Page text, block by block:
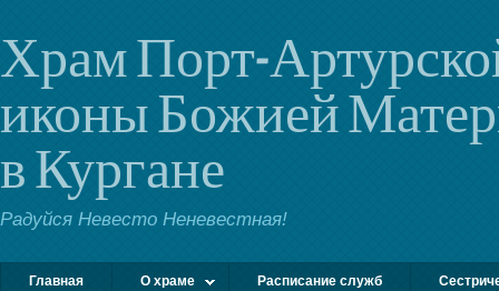
Храм Порт-
иконы Божией
в Кургане
Радуйся Невесто Неневестная!
Главная О храме Расписание служб